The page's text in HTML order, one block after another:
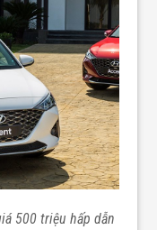
500 triệu hấp dẫn